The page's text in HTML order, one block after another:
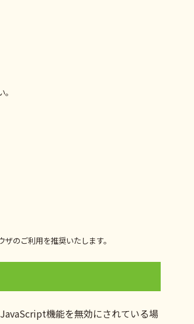
のご利用を推奨いたします。
機能を無効にされている場